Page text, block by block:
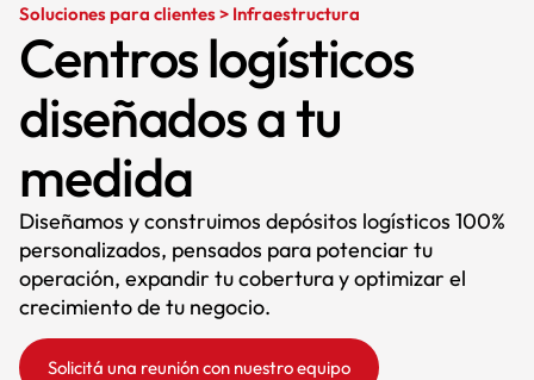
Soluciones para clientes > Infraestructura
Centros logísticos
diseñados a tu
medida
Diseñamos y construimos depósitos logísticos 100%
personalizados, pensados para potenciar tu
operación, expandir tu cobertura y optimizar el
crecimiento de tu negocio.
Solicitá una reunión con nuestro equipo